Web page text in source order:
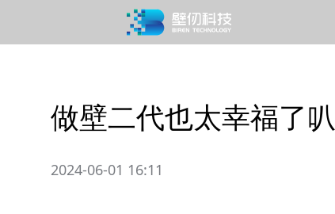
做壁二代也太幸福了叭
2024-06-01 16:11